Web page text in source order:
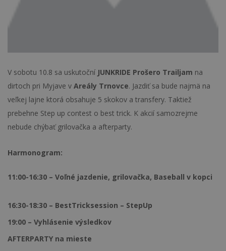
V sobotu 10.8 sa uskutoční JUNKRIDE Prošero Trailjam na
dirtoch pri Myjave v Areály Trnovce. Jazdiť sa bude najmä na
veľkej lajne ktorá obsahuje 5 skokov a transfery. Taktiež
prebehne Step up contest o best trick. K akcií samozrejme
nebude chýbať grilovačka a afterparty.
Harmonogram:
11:00-16:30 – Voľné jazdenie, grilovačka, Baseball v kopci
16:30-18:30 – BestTricksession – StepUp
19:00 – Vyhlásenie výsledkov
AFTERPARTY na mieste